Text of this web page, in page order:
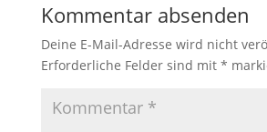
Kommentar absenden
Deine E-Mail-Adresse wird nicht
Erforderliche Felder sind mit *